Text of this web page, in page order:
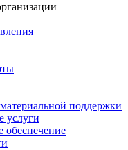
поддержки
услуги
обеспечение